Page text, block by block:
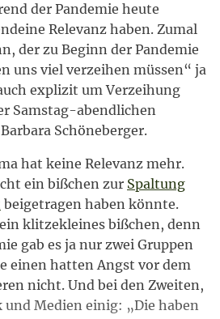
der Pandemie heute
Relevanz haben. Zumal
der zu Beginn der Pandemie
uns viel verzeihen müssen“ ja
explizit um Verzeihung
Samstag-abendlichen
Schöneberger.
hat keine Relevanz mehr.
ein bißchen zur Spaltung
beigetragen haben könnte.
klitzekleines bißchen, denn
gab es ja nur zwei Gruppen
einen hatten Angst vor dem
nicht. Und bei den Zweiten,
und Medien einig: „Die haben